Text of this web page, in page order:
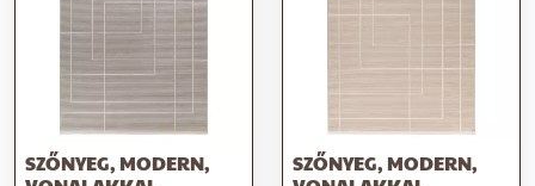
SZŐNYEG, MODERN,
SZŐNYEG, MODERN,